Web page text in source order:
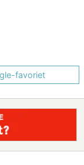
favoriet